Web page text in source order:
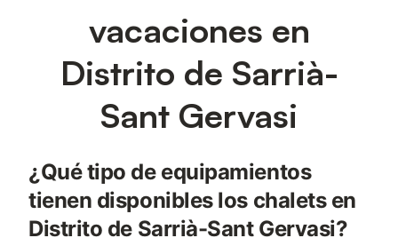
vacaciones en
Distrito de Sarrià-
Sant Gervasi
¿Qué tipo de equipamientos
tienen disponibles los chalets en
Distrito de Sarrià-Sant Gervasi?